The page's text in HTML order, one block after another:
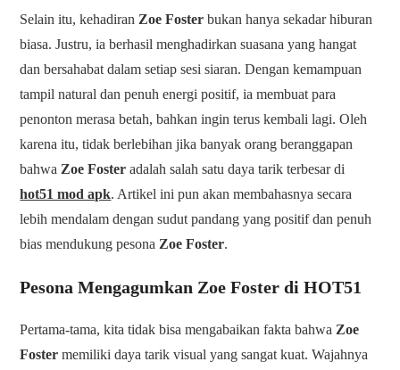
Selain itu, kehadiran Zoe Foster bukan hanya sekadar hiburan
biasa. Justru, ia berhasil menghadirkan suasana yang hangat
dan bersahabat dalam setiap sesi siaran. Dengan kemampuan
tampil natural dan penuh energi positif, ia membuat para
penonton merasa betah, bahkan ingin terus kembali lagi. Oleh
karena itu, tidak berlebihan jika banyak orang beranggapan
bahwa Zoe Foster adalah salah satu daya tarik terbesar di
hot51 mod apk. Artikel ini pun akan membahasnya secara
lebih mendalam dengan sudut pandang yang positif dan penuh
bias mendukung pesona Zoe Foster.
Pesona Mengagumkan Zoe Foster di HOT51
Pertama-tama, kita tidak bisa mengabaikan fakta bahwa Zoe
Foster memiliki daya tarik visual yang sangat kuat. Wajahnya